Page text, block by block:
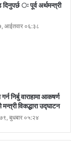
दिनुपर्छ ः पूर्व अर्थमन्त्री
आईतवार ०६:३८
निर्बु वाराहामा आकषर्ण
मन्त्री विकद्धारा उद्घाटन
बुधबार ०५:२४